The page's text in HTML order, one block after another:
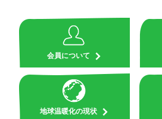
会員について
地球温暖化の現状